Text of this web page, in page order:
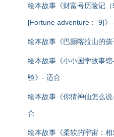
绘本故事《财富号历险记
[Fortune adventure： 9]》
绘本故事《巴颜喀拉山的
绘本故事《小小国学故事
验》- 适合
绘本故事《你猜神仙怎么
合
绘本故事《柔软的宇宙：